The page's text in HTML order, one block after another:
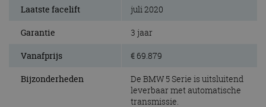
Laatste facelift juli 2020
Garantie 3 jaar
Vanafprijs € 69.879
Bijzonderheden
De BMW 5 Serie is uitsluitend
leverbaar met automatische
transmissie.